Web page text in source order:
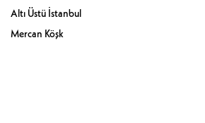
Altı Üstü İstanbul
Mercan Köşk